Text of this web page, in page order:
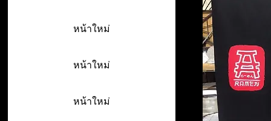
หน้าใหม่
หน้าใหม่
หน้าใหม่